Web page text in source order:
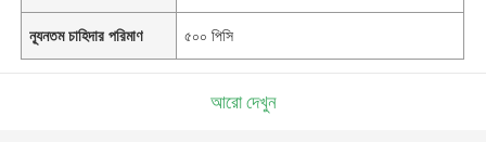
ন্যূনতম চাহিদার পরিমাণ ৫০০ পিসি
আরো দেখুন